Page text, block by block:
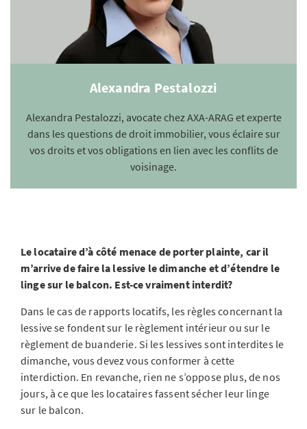
Alexandra Pestalozzi
Alexandra Pestalozzi, avocate chez AXA-ARAG et experte
dans les questions de droit immobilier, vous éclaire sur
vos droits et vos obligations en lien avec les conflits de
voisinage.
Le locataire d’à côté menace de porter plainte, car il
m’arrive de faire la lessive le dimanche et d’étendre le
linge sur le balcon. Est-ce vraiment interdit?
Dans le cas de rapports locatifs, les règles concernant la
lessive se fondent sur le règlement intérieur ou sur le
règlement de buanderie. Si les lessives sont interdites le
dimanche, vous devez vous conformer à cette
interdiction. En revanche, rien ne s’oppose plus, de nos
jours, à ce que les locataires fassent sécher leur linge
sur le balcon.